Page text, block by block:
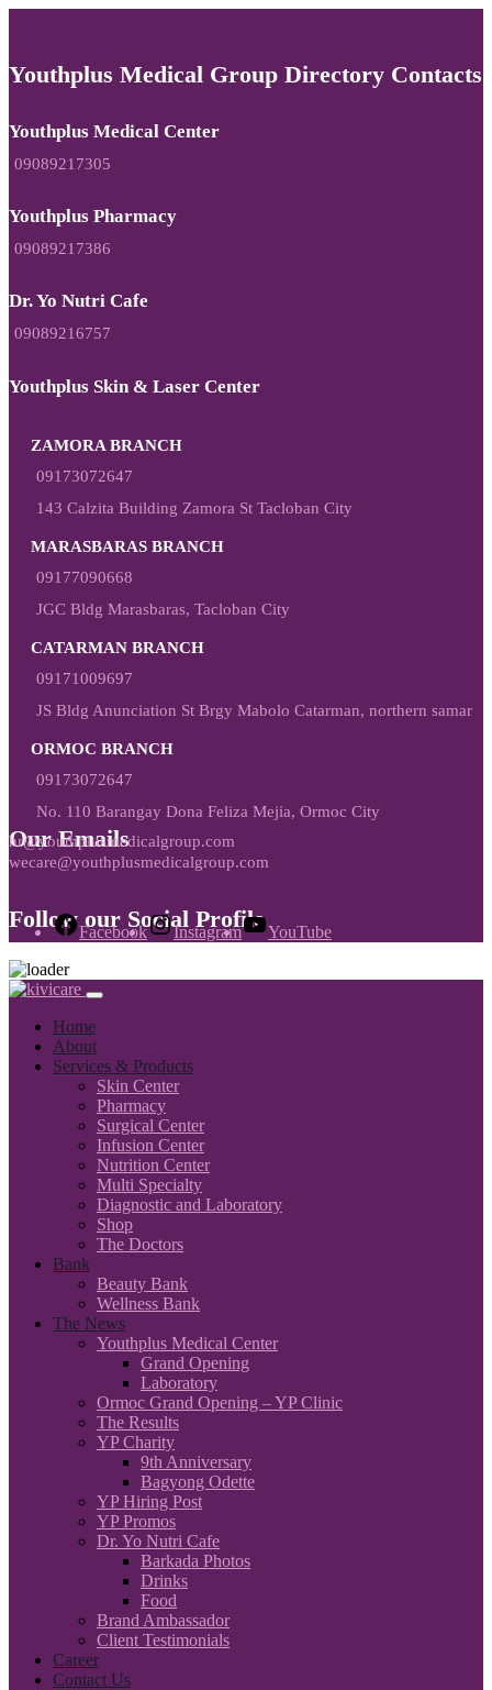
Youthplus Medical Group Directory Contacts
Youthplus Medical Center
09089217305
Youthplus Pharmacy
09089217386
Dr. Yo Nutri Cafe
09089216757
Youthplus Skin & Laser Center
ZAMORA BRANCH
09173072647
143 Calzita Building Zamora St Tacloban City
MARASBARAS BRANCH
09177090668
JGC Bldg Marasbaras, Tacloban City
CATARMAN BRANCH
09171009697
JS Bldg Anunciation St Brgy Mabolo Catarman, northern samar
ORMOC BRANCH
09173072647
No. 110 Barangay Dona Feliza Mejia, Ormoc City
Our Emails
hr@youthplusmedicalgroup.com
wecare@youthplusmedicalgroup.com
Follow our Social Profile
Facebook Instagram YouTube
Home
About
Services & Products
Skin Center
Pharmacy
Surgical Center
Infusion Center
Nutrition Center
Multi Specialty
Diagnostic and Laboratory
Shop
The Doctors
Bank
Beauty Bank
Wellness Bank
The News
Youthplus Medical Center
Grand Opening
Laboratory
Ormoc Grand Opening – YP Clinic
The Results
YP Charity
9th Anniversary
Bagyong Odette
YP Hiring Post
YP Promos
Dr. Yo Nutri Cafe
Barkada Photos
Drinks
Food
Brand Ambassador
Client Testimonials
Career
Contact Us